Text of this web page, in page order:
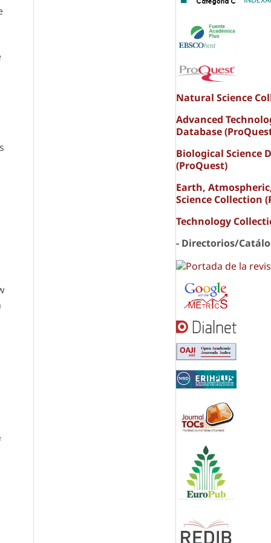
Natural Science
Advanced
Database
Biological Science
(ProQuest)
Earth,
Science Collection
Technology
- Directorios/